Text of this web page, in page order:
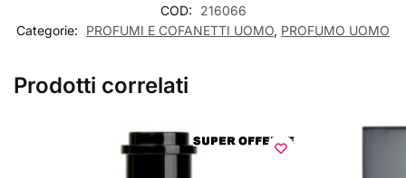
COD:
216066
Categorie:
PROFUMI E COFANETTI UOMO, PROFUMO UOMO
Prodotti correlati